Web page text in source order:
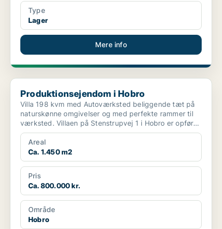
Type
Lager
Mere info
Produktionsejendom i Hobro
Produktionsejendom i Hobro
Villa 198 kvm med Autoværksted beliggende tæt på
naturskønne omgivelser og med perfekte rammer til
værksted. Villaen på Stenstrupvej 1 i Hobro er opført
...
Areal
Ca. 1.450 m2
Pris
Ca. 800.000 kr.
Område
Hobro